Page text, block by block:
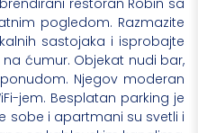
restoran Robin sa
pogledom. Razmazite
sastojaka i isprobajte
ćumur. Objekat nudi bar,
Njegov moderan
jem. Besplatan parking je
sobe i apartmani su svetli i